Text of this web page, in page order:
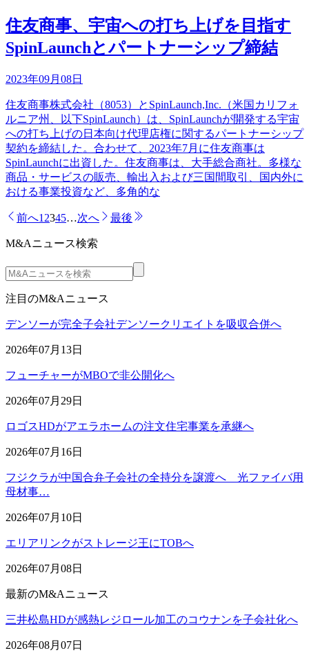
住友商事、宇宙への打ち上げを目指す
SpinLaunchとパートナーシップ締結
2023年09月08日
住友商事株式会社（8053）とSpinLaunch,Inc.（米国カリフォ
ルニア州、以下SpinLaunch）は、SpinLaunchが開発する宇宙
への打ち上げの日本向け代理店権に関するパートナーシップ
契約を締結した。合わせて、2023年7月に住友商事は
SpinLaunchに出資した。住友商事は、大手総合商社。多様な
商品・サービスの販売、輸出入および三国間取引、国内外に
おける事業投資など、多角的な
前へ1 2345…次へ 最後
M&Aニュース検索
注目のM&Aニュース
デンソーが完全子会社デンソークリエイトを吸収合併へ
2026年07月13日
フューチャーがMBOで非公開化へ
2026年07月29日
ロゴスHDがアエラホームの注文住宅事業を承継へ
2026年07月16日
フジクラが中国合弁子会社の全持分を譲渡へ 光ファイバ用
母材事…
2026年07月10日
エリアリンクがストレージ王にTOBへ
2026年07月08日
最新のM&Aニュース
三井松島HDが感熱レジロール加工のコウナンを子会社化へ
2026年08月07日